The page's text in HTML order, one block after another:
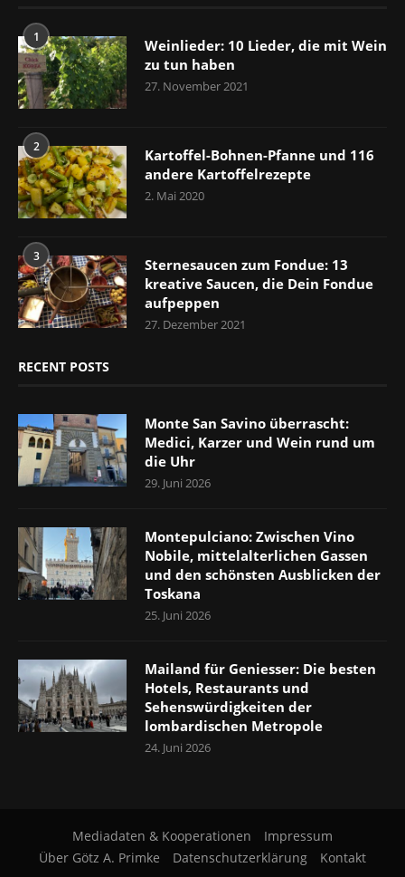
1
Weinlieder: 10 Lieder, die mit Wein
zu tun haben
27. November 2021
2
Kartoffel-Bohnen-Pfanne und 116
andere Kartoffelrezepte
2. Mai 2020
3
Sternesaucen zum Fondue: 13
kreative Saucen, die Dein Fondue
aufpeppen
27. Dezember 2021
RECENT POSTS
Monte San Savino überrascht:
Medici, Karzer und Wein rund um
die Uhr
29. Juni 2026
Montepulciano: Zwischen Vino
Nobile, mittelalterlichen Gassen
und den schönsten Ausblicken der
Toskana
25. Juni 2026
Mailand für Geniesser: Die besten
Hotels, Restaurants und
Sehenswürdigkeiten der
lombardischen Metropole
24. Juni 2026
Mediadaten & Kooperationen
Impressum
Über Götz A. Primke
Datenschutzerklärung Kontakt